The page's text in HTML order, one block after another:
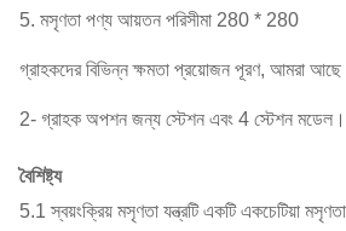
5. মসৃণতা পণ্য আয়তন পরিসীমা 280 * 280
গ্রাহকদের বিভিন্ন ক্ষমতা প্রয়োজন পূরণ, আমরা আছে
2- গ্রাহক অপশন জন্য স্টেশন এবং 4 স্টেশন মডেল।
বৈশিষ্ট্য
5.1 স্বয়ংক্রিয় মসৃণতা যন্ত্রটি একটি একচেটিয়া